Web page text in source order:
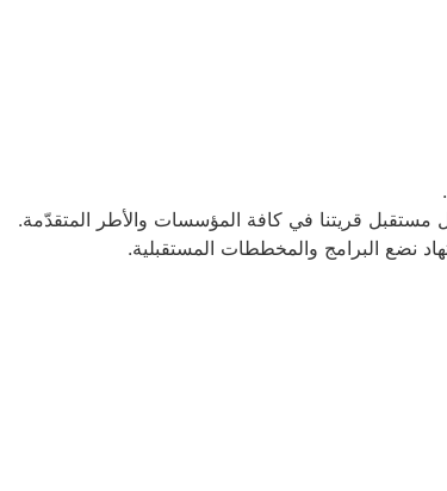
مستقبل قريتنا في كافة المؤسسات والأطر المتقدّمة.
نضع البرامج والمخططات المستقبلية.